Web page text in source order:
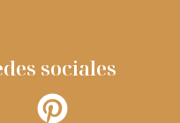
sociales